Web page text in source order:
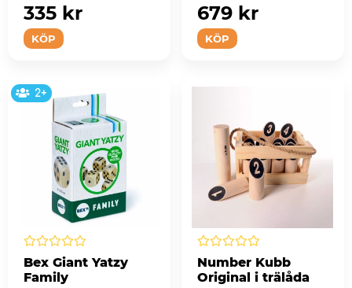
KÖP
335 kr
KÖP
679 kr
2+
Bex Giant Yatzy
Family
Number Kubb
Original i trälåda